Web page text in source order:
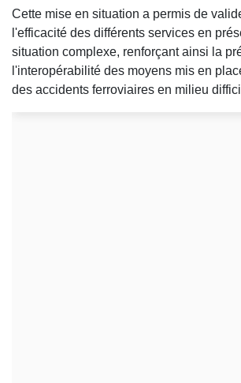
Cette mise en situation a permis de
l'efficacité des différents services en
situation complexe, renforçant ainsi la
l'interopérabilité des moyens mis en
des accidents ferroviaires en milieu